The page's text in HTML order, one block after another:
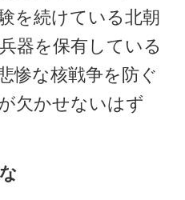
を続けている北朝
器を保有している
惨な核戦争を防ぐ
欠かせないはず